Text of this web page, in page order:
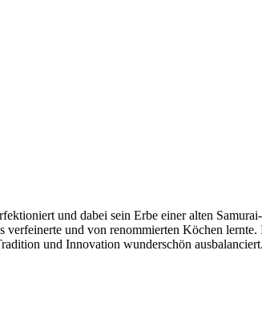
und dabei sein Erbe einer alten
verfeinerte und von renommierten Köchen
und Innovation wunderschön